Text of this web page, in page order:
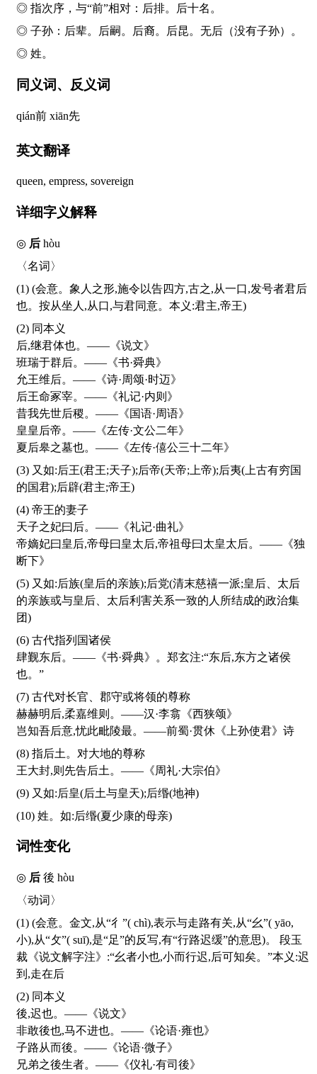
◎ 指次序，与“前”相对： 后排。 后十名。
◎ 子孙： 后辈。 后嗣。 后裔。 后昆。无后 （没有子孙）。
◎ 姓。
同义词、反义词
qián前 xiān先
英文翻译
queen, empress, sovereign
详细字义解释
后 hòu
〈名词〉
(1) (会意。象人之形,施令以告四方,古之,从一口,发号者君后
也。按从坐人,从口,与君同意。本义:君主,帝王)
(2) 同本义
后,继君体也。——《说文》
班瑞于群后。——《书·舜典》
允王维后。——《诗·周颂·时迈》
后王命冢宰。——《礼记·内则》
昔我先世后稷。——《国语·周语》
皇皇后帝。——《左传·文公二年》
夏后皋之墓也。——《左传·僖公三十二年》
(3) 又如:后王(君王;天子);后帝(天帝;上帝);后夷(上古有穷国
的国君);后辟(君主;帝王)
(4) 帝王的妻子
天子之妃曰后。——《礼记·曲礼》
帝嫡妃曰皇后,帝母曰皇太后,帝祖母曰太皇太后。——《独
断下》
(5) 又如:后族(皇后的亲族);后党(清末慈禧一派;皇后、太后
的亲族或与皇后、太后利害关系一致的人所结成的政治集
团)
(6) 古代指列国诸侯
肆觐东后。——《书·舜典》。郑玄注:“东后,东方之诸侯
也。”
(7) 古代对长官、郡守或将领的尊称
赫赫明后,柔嘉维则。——汉·李翕《西狭颂》
岂知吾后意,忧此毗陵最。——前蜀·贯休《上孙使君》诗
(8) 指后土。对大地的尊称
王大封,则先告后土。——《周礼·大宗伯》
(9) 又如:后皇(后土与皇天);后缗(地神)
(10) 姓。如:后缗(夏少康的母亲)
词性变化
后 後 hòu
〈动词〉
(1) (会意。金文,从“彳”( chì),表示与走路有关,从“幺”( yāo,
小),从“攵”( suī),是“足”的反写,有“行路迟缓”的意思)。 段玉
裁《说文解字注》:“幺者小也,小而行迟,后可知矣。”本义:迟
到,走在后
(2) 同本义
後,迟也。——《说文》
非敢後也,马不进也。——《论语·雍也》
子路从而後。——《论语·微子》
兄弟之後生者。——《仪礼·有司後》